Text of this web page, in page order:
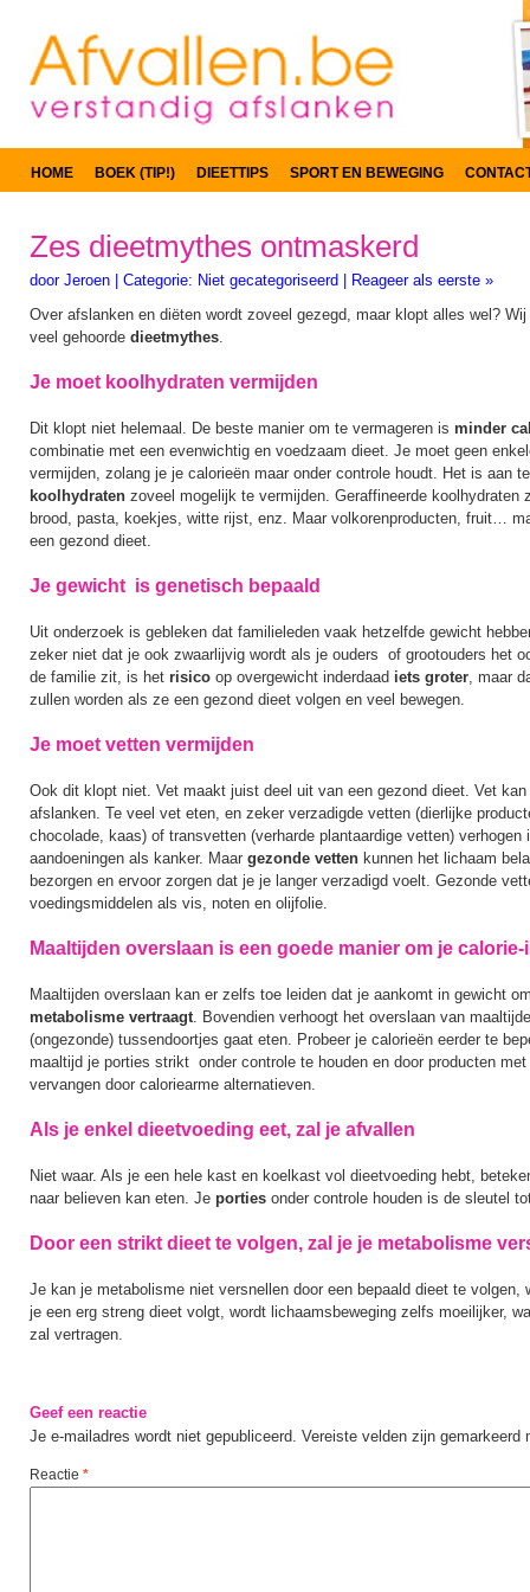
HOME BOEK (TIP!) DIEETTIPS SPORT EN BEWEGING
Zes dieetmythes ontmaskerd
door Jeroen Categorie: Niet gecategoriseerd
Reageer als eerste »
Over afslanken en diëten wordt zoveel gezegd, maar klopt alles wel?
veel gehoorde dieetmythes.
Je moet koolhydraten vermijden
Dit klopt niet helemaal. De beste manier om te vermageren is minder
combinatie met een evenwichtig en voedzaam dieet. Je moet geen
vermijden, zolang je je calorieën maar onder controle houdt. Het is aan
koolhydraten zoveel mogelijk te vermijden. Geraffineerde koolhydraten
brood, pasta, koekjes, witte rijst, enz. Maar volkorenproducten, fruit…
een gezond dieet.
Je gewicht is genetisch bepaald
Uit onderzoek is gebleken dat familieleden vaak hetzelfde gewicht
zeker niet dat je ook zwaarlijvig wordt als je ouders of grootouders het
de familie zit, is het risico op overgewicht inderdaad iets groter, maar
zullen worden als ze een gezond dieet volgen en veel bewegen.
Je moet vetten vermijden
Ook dit klopt niet. Vet maakt juist deel uit van een gezond dieet. Vet
afslanken. Te veel vet eten, en zeker verzadigde vetten (dierlijke
chocolade, kaas) of transvetten (verharde plantaardige vetten) verhogen
aandoeningen als kanker. Maar gezonde vetten kunnen het lichaam
bezorgen en ervoor zorgen dat je je langer verzadigd voelt. Gezonde
voedingsmiddelen als vis, noten en olijfolie.
Maaltijden overslaan is een goede manier om je
Maaltijden overslaan kan er zelfs toe leiden dat je aankomt in gewicht
metabolisme vertraagt. Bovendien verhoogt het overslaan van
(ongezonde) tussendoortjes gaat eten. Probeer je calorieën eerder te
maaltijd je porties strikt onder controle te houden en door producten
vervangen door caloriearme alternatieven.
Als je enkel dieetvoeding eet, zal je afvallen
Niet waar. Als je een hele kast en koelkast vol dieetvoeding hebt,
naar believen kan eten. Je porties onder controle houden is de sleutel
Door een strikt dieet te volgen, zal je je metabolisme
Je kan je metabolisme niet versnellen door een bepaald dieet te volgen,
je een erg streng dieet volgt, wordt lichaamsbeweging zelfs moeilijker,
zal vertragen.
Geef een reactie
Je e-mailadres wordt niet gepubliceerd. Vereiste velden zijn gemarkeerd
Reactie *